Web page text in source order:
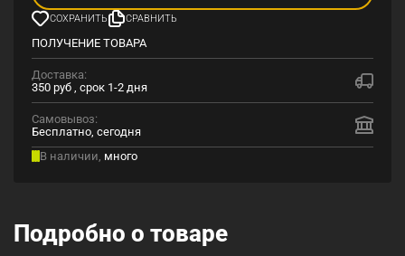
СОХРАНИТЬ СРАВНИТЬ
ПОЛУЧЕНИЕ ТОВАРА
Доставка:
350 руб , срок 1-2 дня
Самовывоз:
Бесплатно, сегодня
В наличии, много
Подробно о товаре